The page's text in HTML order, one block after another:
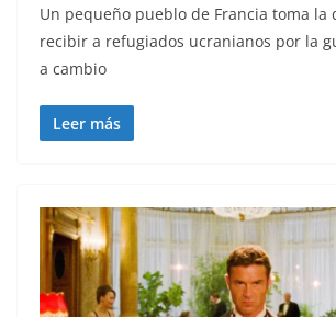
Un pequeño pueblo de Francia toma la
recibir a refugiados ucranianos por la
a cambio
Leer más